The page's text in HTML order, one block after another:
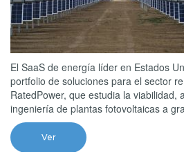
El SaaS de energía líder en Estados
portfolio de soluciones para el sector
RatedPower, que estudia la viabilidad,
ingeniería de plantas fotovoltaicas a
Ver